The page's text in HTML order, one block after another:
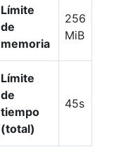
Límite
de
memoria
256
MiB
Límite
de
tiempo
(total)
45s